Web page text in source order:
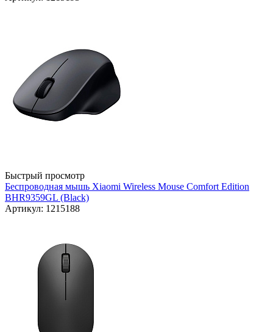
Быстрый просмотр
Беспроводная мышь Xiaomi Wireless Mouse Comfort Edition
BHR9359GL (Black)
Артикул: 1215188